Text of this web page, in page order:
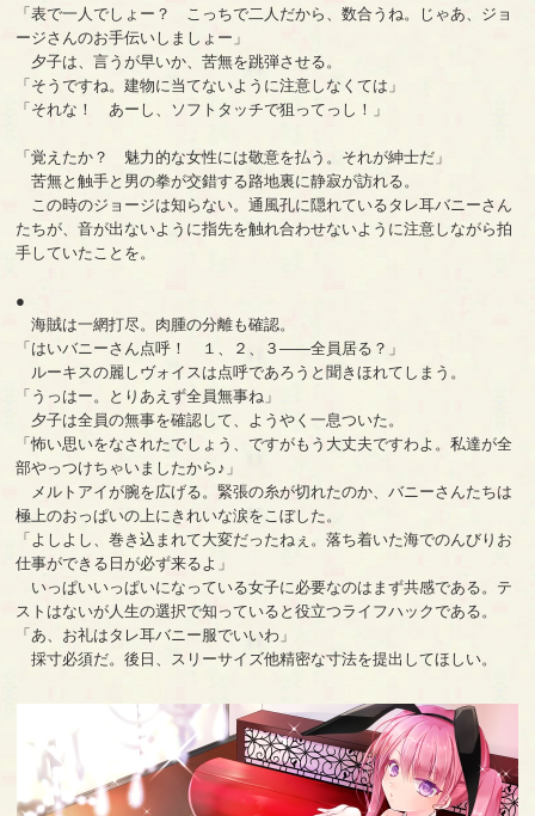
「表で一人でしょー？ こっちで二人だから、数合うね。じゃあ、ジョ
ージさんのお手伝いしましょー」
夕子は、言うが早いか、苦無を跳弾させる。
「そうですね。建物に当てないように注意しなくては」
「それな！ あーし、ソフトタッチで狙ってっし！」
「覚えたか？ 魅力的な女性には敬意を払う。それが紳士だ」
苦無と触手と男の拳が交錯する路地裏に静寂が訪れる。
この時のジョージは知らない。通風孔に隠れているタレ耳バニーさん
たちが、音が出ないように指先を触れ合わせないように注意しながら拍
手していたことを。
●
海賊は一網打尽。肉腫の分離も確認。
「はいバニーさん点呼！ １、２、３――全員居る？」
ルーキスの麗しヴォイスは点呼であろうと聞きほれてしまう。
「うっはー。とりあえず全員無事ね」
夕子は全員の無事を確認して、ようやく一息ついた。
「怖い思いをなされたでしょう、ですがもう大丈夫ですわよ。私達が全
部やっつけちゃいましたから♪」
メルトアイが腕を広げる。緊張の糸が切れたのか、バニーさんたちは
極上のおっぱいの上にきれいな涙をこぼした。
「よしよし、巻き込まれて大変だったねぇ。落ち着いた海でのんびりお
仕事ができる日が必ず来るよ」
いっぱいいっぱいになっている女子に必要なのはまず共感である。テ
ストはないが人生の選択で知っていると役立つライフハックである。
「あ、お礼はタレ耳バニー服でいいわ」
採寸必須だ。後日、スリーサイズ他精密な寸法を提出してほしい。